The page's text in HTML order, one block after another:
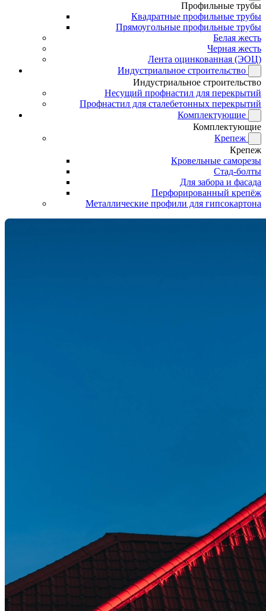
Профильные трубы
Квадратные профильные трубы
Прямоугольные профильные трубы
Белая жесть
Черная жесть
Лента оцинкованная (ЭОЦ)
Индустриальное строительство
Индустриальное строительство
Несущий профнастил для перекрытий
Профнастил для сталебетонных перекрытий
Комплектующие
Комплектующие
Крепеж
Крепеж
Кровельные саморезы
Стад-болты
Для забора и фасада
Перфорированный крепёж
Металлические профили для гипсокартона